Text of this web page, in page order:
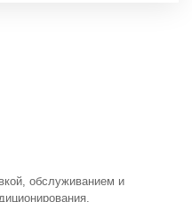
обслуживанием и